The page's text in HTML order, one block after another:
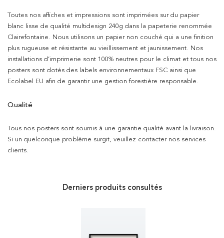
Toutes nos affiches et impressions sont imprimées sur du papier
blanc lisse de qualité multidesign 240g dans la papeterie renommée
Clairefontaine. Nous utilisons un papier non couché qui a une finition
plus rugueuse et résistante au vieillissement et jaunissement. Nos
installations d’imprimerie sont 100% neutres pour le climat et tous nos
posters sont dotés des labels environnementaux FSC ainsi que
Ecolabel EU afin de garantir une gestion forestière responsable.
Qualité
Tous nos posters sont soumis à une garantie qualité avant la livraison.
Si un quelconque problème surgit, veuillez contacter nos services
clients.
Derniers produits consultés